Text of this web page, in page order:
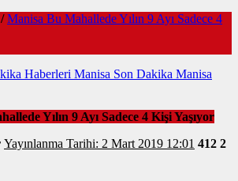
/ Manisa Bu Mahallede Yılın 9 Ayı Sadece 4
Haberleri Manisa Son Dakika Manisa
Yılın 9 Ayı Sadece 4 Kişi Yaşıyor
Yayınlanma Tarihi: 2 Mart 2019 12:01 412 2